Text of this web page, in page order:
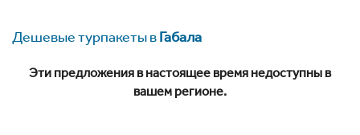
Дешевые турпакеты вГабала
Эти предложения в настоящее время недоступны в
вашем регионе.